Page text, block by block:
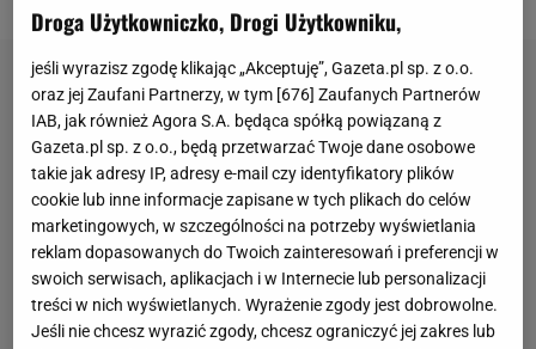
Droga Użytkowniczko, Drogi Użytkowniku,
jeśli wyrazisz zgodę klikając „Akceptuję”, Gazeta.pl sp. z o.o.
oraz jej Zaufani Partnerzy, w tym [676] Zaufanych Partnerów
IAB, jak również Agora S.A. będąca spółką powiązaną z
Gazeta.pl sp. z o.o., będą przetwarzać Twoje dane osobowe
takie jak adresy IP, adresy e-mail czy identyfikatory plików
cookie lub inne informacje zapisane w tych plikach do celów
marketingowych, w szczególności na potrzeby wyświetlania
reklam dopasowanych do Twoich zainteresowań i preferencji w
swoich serwisach, aplikacjach i w Internecie lub personalizacji
treści w nich wyświetlanych. Wyrażenie zgody jest dobrowolne.
Jeśli nie chcesz wyrazić zgody, chcesz ograniczyć jej zakres lub